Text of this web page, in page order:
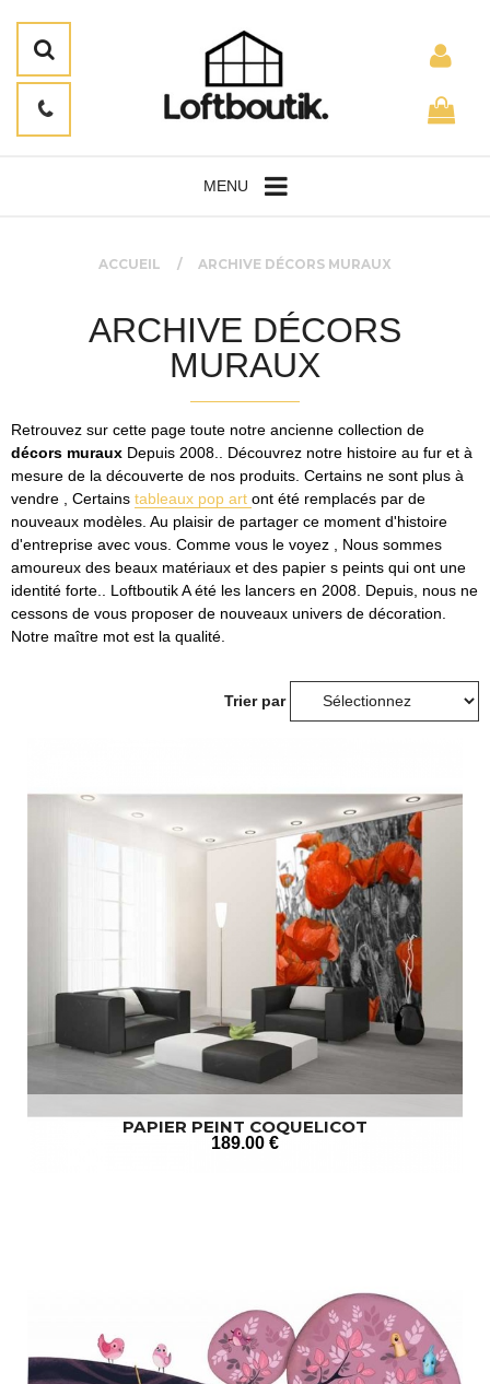
MENU
ACCUEIL ARCHIVE DÉCORS MURAUX
ARCHIVE DÉCORS
MURAUX
Retrouvez sur cette page toute notre ancienne collection de
décors muraux Depuis 2008.. Découvrez notre histoire au fur et à
mesure de la découverte de nos produits. Certains ne sont plus à
vendre , Certains tableaux pop art ont été remplacés par de
nouveaux modèles. Au plaisir de partager ce moment d'histoire
d'entreprise avec vous. Comme vous le voyez , Nous sommes
amoureux des beaux matériaux et des papier s peints qui ont une
identité forte.. Loftboutik A été les lancers en 2008. Depuis, nous ne
cessons de vous proposer de nouveaux univers de décoration.
Notre maître mot est la qualité.
Trier par
PAPIER PEINT COQUELICOT
189.00 €